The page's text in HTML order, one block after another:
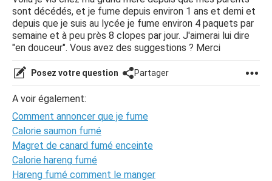
sont décédés, et je fume depuis environ 1 ans et demi et
depuis que je suis au lycée je fume environ 4 paquets par
semaine et à peu près 8 clopes par jour. J'aimerai lui dire
"en douceur". Vous avez des suggestions ? Merci
Posez votre question Partager
A voir également:
Comment annoncer que je fume
Calorie saumon fumé
Magret de canard fumé enceinte
Calorie hareng fumé
Hareng fumé comment le manger